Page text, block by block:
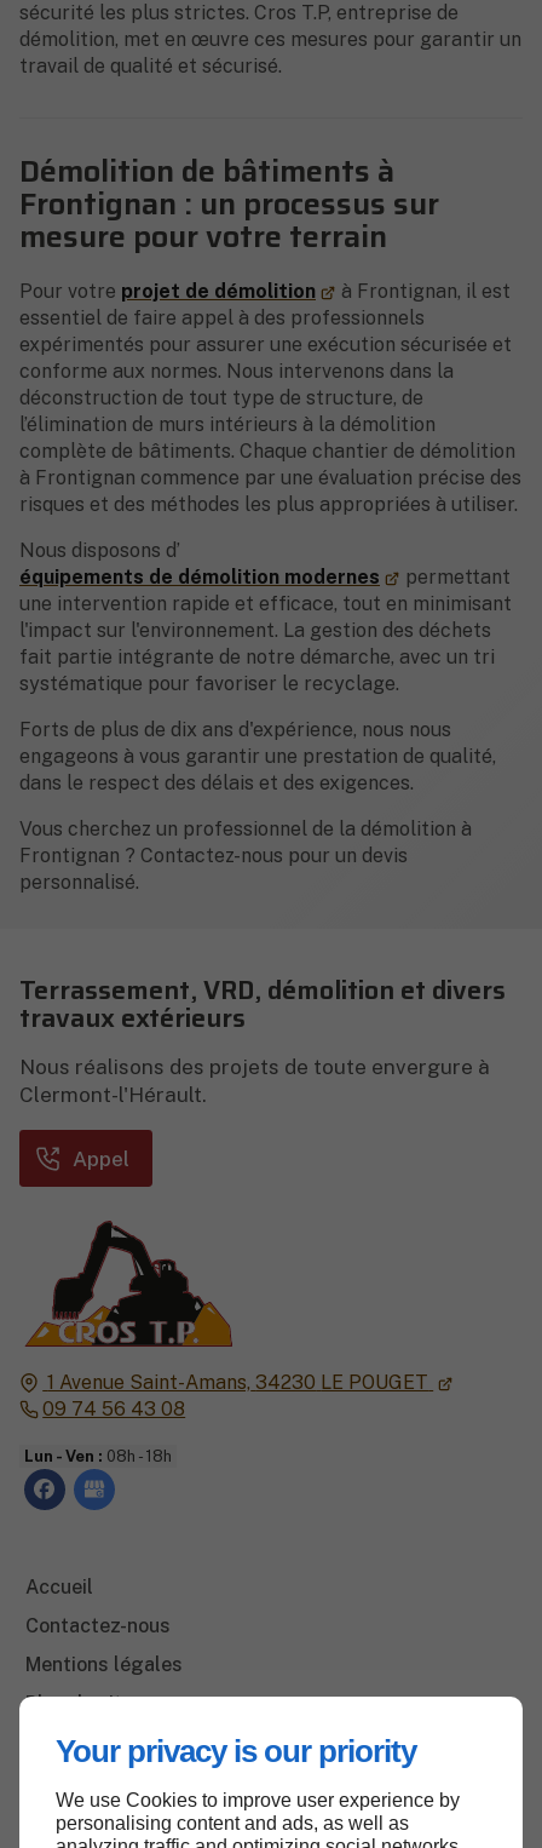
Your privacy is our priority
We use Cookies to improve user experience by
personalising content and ads, as well as
sécurité les plus strictes. Cros T.P, entreprise de
démolition, met en œuvre ces mesures pour garantir un
travail de qualité et sécurisé.
Démolition de bâtiments à
Frontignan : un processus sur
mesure pour votre terrain
Pour votre projet de démolition
à Frontignan, il est
essentiel de faire appel à des professionnels
expérimentés pour assurer une exécution sécurisée et
conforme aux normes. Nous intervenons dans la
déconstruction de tout type de structure, de
l’élimination de murs intérieurs à la démolition
complète de bâtiments. Chaque chantier de démolition
à Frontignan commence par une évaluation précise des
risques et des méthodes les plus appropriées à utiliser.
Nous disposons d’
équipements de démolition modernes
permettant
une intervention rapide et efficace, tout en minimisant
l'impact sur l'environnement. La gestion des déchets
fait partie intégrante de notre démarche, avec un tri
systématique pour favoriser le recyclage.
Forts de plus de dix ans d'expérience, nous nous
engageons à vous garantir une prestation de qualité,
dans le respect des délais et des exigences.
Vous cherchez un professionnel de la démolition à
Frontignan ? Contactez-nous pour un devis
personnalisé.
1 Avenue Saint-Amans, 34230 LE POUGET
09 74 56 43 08
Lun - Ven : 08h - 18h
Accueil
Contactez-nous
Mentions légales
Plan du site
Terrassement, VRD, démolition et divers
travaux extérieurs
Nous réalisons des projets de toute envergure à
Clermont-l'Hérault.
Appel
Haut de page